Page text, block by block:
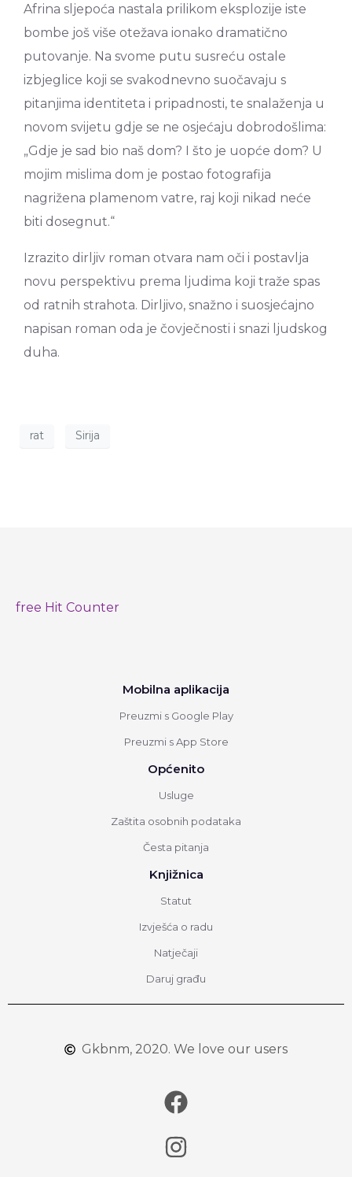
Afrina sljepoća nastala prilikom eksplozije iste
bombe još više otežava ionako dramatično
putovanje. Na svome putu susreću ostale
izbjeglice koji se svakodnevno suočavaju s
pitanjima identiteta i pripadnosti, te snalaženja u
novom svijetu gdje se ne osjećaju dobrodošlima:
„Gdje je sad bio naš dom? I što je uopće dom? U
mojim mislima dom je postao fotografija
nagrižena plamenom vatre, raj koji nikad neće
biti dosegnut.“
Izrazito dirljiv roman otvara nam oči i postavlja
novu perspektivu prema ljudima koji traže spas
od ratnih strahota. Dirljivo, snažno i suosjećajno
napisan roman oda je čovječnosti i snazi ljudskog
duha.
rat Sirija
free Hit Counter
Mobilna aplikacija
Preuzmi s Google Play
Preuzmi s App Store
Općenito
Usluge
Zaštita osobnih podataka
Česta pitanja
Knjižnica
Statut
Izvješća o radu
Natječaji
Daruj građu
Gkbnm, 2020. We love our users